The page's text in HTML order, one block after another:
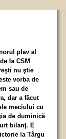
plav al
la CSM
nu ştie
vorba de
sau de
dar a făcut
meciului cu
de duminică
bilanţ. E
la Târgu